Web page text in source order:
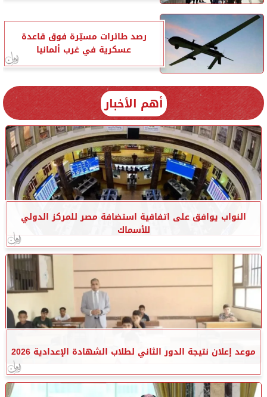
رصد طائرات مسيّرة فوق قاعدة
عسكرية في غرب ألمانيا
أهم الأخبار
النواب يوافق على اتفاقية استضافة مصر للمركز الدولي
للأسماك
موعد إعلان نتيجة الدور الثاني لطلاب الشهادة الإعدادية 2026